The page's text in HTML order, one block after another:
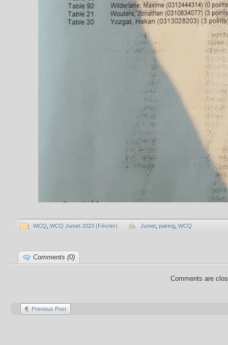
WCQ WCQ Jumet 2023 (Février) Jumet pairing WCQ
Comments (0)
Comments are
Previous Post